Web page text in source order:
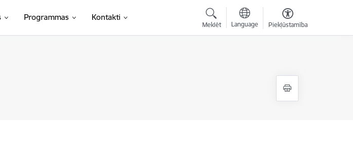
Programmas Kontakti
Meklēt Language Piekļūstamība